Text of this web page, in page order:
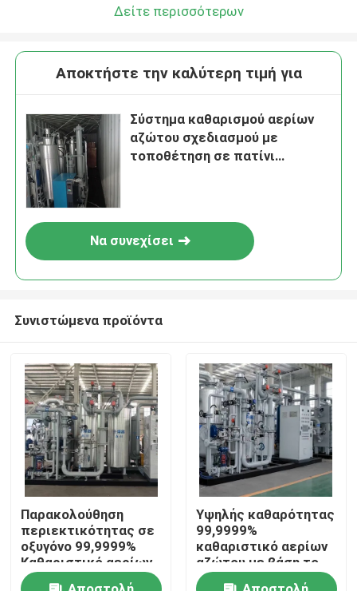
Σπίτι
Προϊόντα
Σχετικά με εμάς
Δείτε περισσότερων
Αποκτήστε την καλύτερη τιμή για
Σύστημα καθαρισμού αερίων
αζώτου σχεδιασμού με
τοποθέτηση σε πατίνι
Να συνεχίσει
Συνιστώμενα προϊόντα
Παρακολούθηση
περιεκτικότητας σε
οξυγόνο 99,9999%
Καθαριστικό αερίων
αζώτου με βάση το
Υψηλής καθαρότητας
99,9999%
καθαριστικό αερίων
αζώτου με βάση το
υδρογόνο